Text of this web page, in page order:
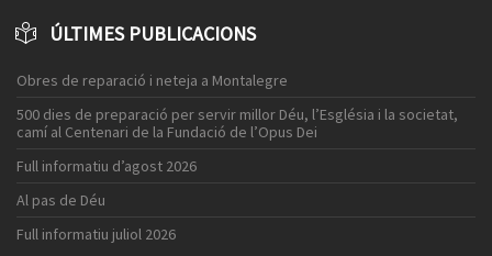
ÚLTIMES PUBLICACIONS
Obres de reparació i neteja a Montalegre
500 dies de preparació per servir millor Déu, l’Església i la societat,
camí al Centenari de la Fundació de l’Opus Dei
Full informatiu d’agost 2026
Al pas de Déu
Full informatiu juliol 2026